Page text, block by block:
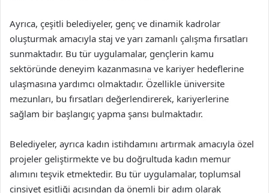
Ayrıca, çeşitli belediyeler, genç ve dinamik kadrolar
oluşturmak amacıyla staj ve yarı zamanlı çalışma fırsatları
sunmaktadır. Bu tür uygulamalar, gençlerin kamu
sektöründe deneyim kazanmasına ve kariyer hedeflerine
ulaşmasına yardımcı olmaktadır. Özellikle üniversite
mezunları, bu fırsatları değerlendirerek, kariyerlerine
sağlam bir başlangıç yapma şansı bulmaktadır.
Belediyeler, ayrıca kadın istihdamını artırmak amacıyla özel
projeler geliştirmekte ve bu doğrultuda kadın memur
alımını teşvik etmektedir. Bu tür uygulamalar, toplumsal
cinsiyet eşitliği açısından da önemli bir adım olarak